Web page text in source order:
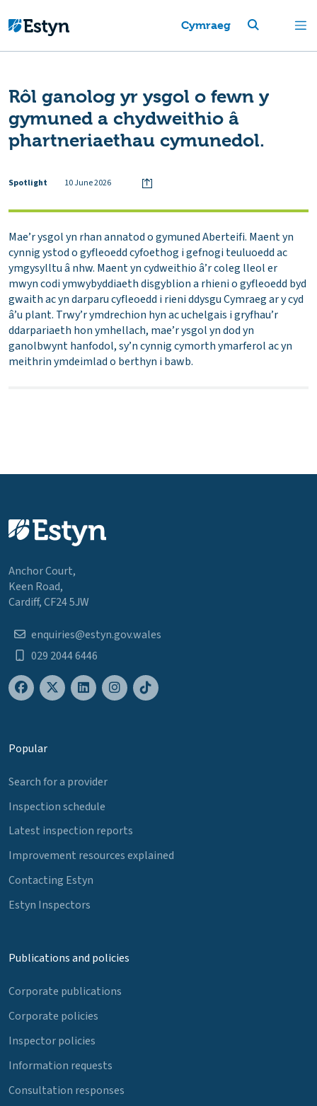
Cymraeg
Rôl ganolog yr ysgol o fewn y
gymuned a chydweithio â
phartneriaethau cymunedol.
Spotlight 10 June 2026
Mae’r ysgol yn rhan annatod o gymuned Aberteifi. Maent yn
cynnig ystod o gyfleoedd cyfoethog i gefnogi teuluoedd ac
ymgysylltu â nhw. Maent yn cydweithio â’r coleg lleol er
mwyn codi ymwybyddiaeth disgyblion a rhieni o gyfleoedd byd
gwaith ac yn darparu cyfleoedd i rieni ddysgu Cymraeg ar y cyd
â’u plant. Trwy’r ymdrechion hyn ac uchelgais i gryfhau’r
ddarpariaeth hon ymhellach, mae’r ysgol yn dod yn
ganolbwynt hanfodol, sy’n cynnig cymorth ymarferol ac yn
meithrin ymdeimlad o berthyn i bawb.
Anchor Court,
Keen Road,
Cardiff, CF24 5JW
enquiries@estyn.gov.wales
029 2044 6446
Popular
Search for a provider
Inspection schedule
Latest inspection reports
Improvement resources explained
Contacting Estyn
Estyn Inspectors
Publications and policies
Corporate publications
Corporate policies
Inspector policies
Information requests
Consultation responses